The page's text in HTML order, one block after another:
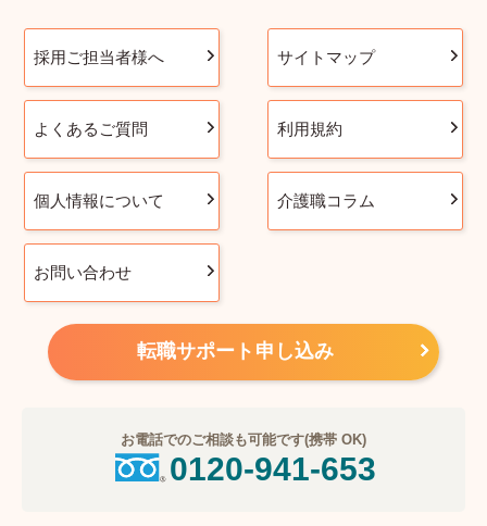
採用ご担当者様へ サイトマップ
よくあるご質問 利用規約
個人情報について 介護職コラム
お問い合わせ
転職サポート申し込み
お電話でのご相談も可能です(携帯 OK)
0120-941-653